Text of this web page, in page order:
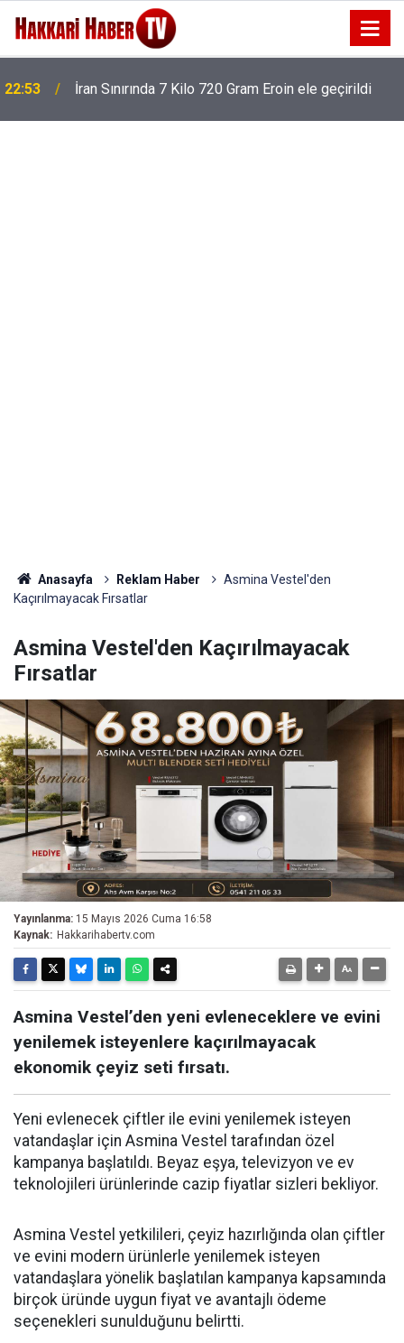
22:53 İran Sınırında 7 Kilo 720 Gram Eroin ele geçirildi
Anasayfa Reklam Haber
Asmina Vestel'den
Kaçırılmayacak Fırsatlar
Asmina Vestel'den Kaçırılmayacak
Fırsatlar
Yayınlanma: 15 Mayıs 2026 Cuma 16:58
Kaynak: Hakkarihabertv.com
Asmina Vestel’den yeni evleneceklere ve evini
yenilemek isteyenlere kaçırılmayacak
ekonomik çeyiz seti fırsatı.
Yeni evlenecek çiftler ile evini yenilemek isteyen
vatandaşlar için Asmina Vestel tarafından özel
kampanya başlatıldı. Beyaz eşya, televizyon ve ev
teknolojileri ürünlerinde cazip fiyatlar sizleri bekliyor.
Asmina Vestel yetkilileri, çeyiz hazırlığında olan çiftler
ve evini modern ürünlerle yenilemek isteyen
vatandaşlara yönelik başlatılan kampanya kapsamında
birçok üründe uygun fiyat ve avantajlı ödeme
seçenekleri sunulduğunu belirtti.